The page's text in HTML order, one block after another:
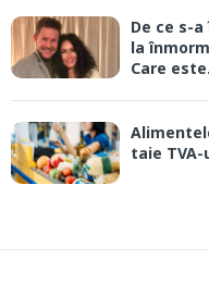
De ce s-
la
Care
taie